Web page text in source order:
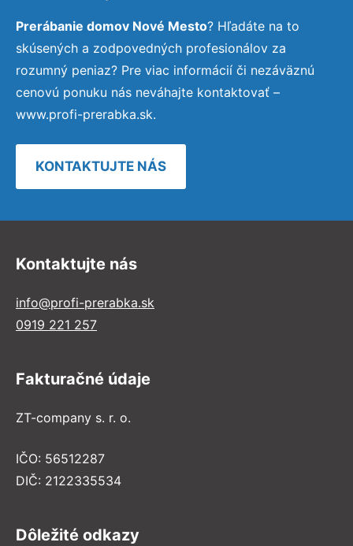
Prerábanie domov Nové Mesto? Hľadáte na to
skúsených a zodpovedných profesionálov za
rozumný peniaz? Pre viac informácií či nezáväznú
cenovú ponuku nás neváhajte kontaktovať –
www.profi-prerabka.sk.
KONTAKTUJTE NÁS
Kontaktujte nás
info@profi-prerabka.sk
0919 221 257
Fakturačné údaje
ZT-company s. r. o.
IČO: 56512287
DIČ: 2122335534
Dôležité odkazy